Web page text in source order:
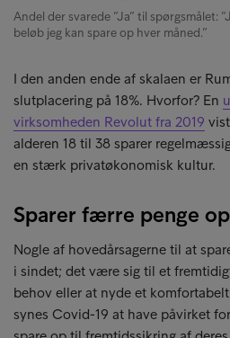
Andel der svarede ”Ja” til spørgsmålet:
beløb jeg kan spare op hver måned.”
I den anden ende af skalaen er
slutplacering på 18%. Hvorfor? En
virksomheden Revolut fra 2019
alderen 18 til 38 sparer
en stærk privatøkonomisk kultur.
Sparer færre penge
Nogle af hovedårsagerne til at
i sindet; det være sig til et
behov eller at nyde et
synes Covid-19 at have påvirket